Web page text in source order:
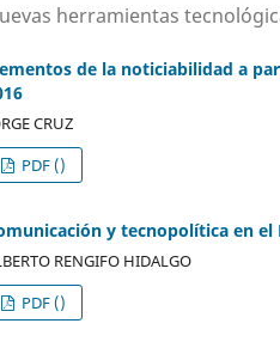
herramientas
de la noticiabilidad a
CRUZ
PDF ()
y tecnopolítica en
RENGIFO HIDALGO
PDF ()